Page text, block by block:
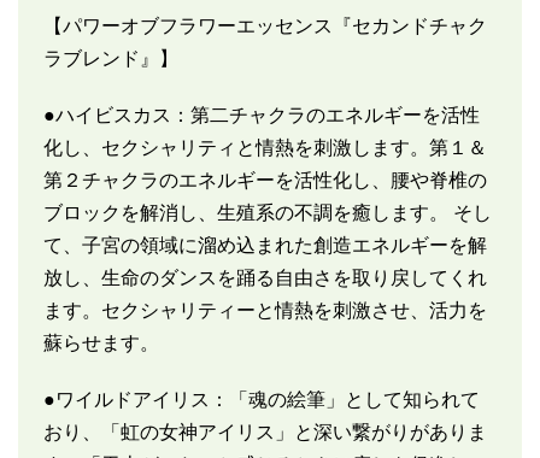
【パワーオブフラワーエッセンス『セカンドチャク
ラブレンド』】
●ハイビスカス：第二チャクラのエネルギーを活性
化し、セクシャリティと情熱を刺激します。第１＆
第２チャクラのエネルギーを活性化し、腰や脊椎の
ブロックを解消し、生殖系の不調を癒します。 そし
て、子宮の領域に溜め込まれた創造エネルギーを解
放し、生命のダンスを踊る自由さを取り戻してくれ
ます。セクシャリティーと情熱を刺激させ、活力を
蘇らせます。
●ワイルドアイリス：「魂の絵筆」として知られて
おり、「虹の女神アイリス」と深い繋がりがありま